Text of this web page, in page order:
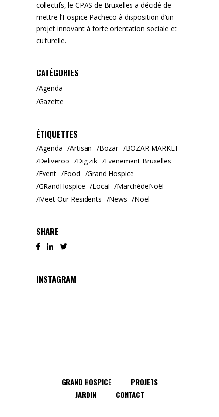
collectifs, le CPAS de Bruxelles a décidé de
mettre l’Hospice Pacheco à disposition d’un
projet innovant à forte orientation sociale et
culturelle.
CATÉGORIES
Agenda
Gazette
ÉTIQUETTES
Agenda Artisan Bozar
BOZAR MARKET
Deliveroo
Digizik
Evenement Bruxelles
Event
Food
Grand Hospice
GRandHospice
Local
MarchédeNoël
Meet Our Residents
News Noël
SHARE
INSTAGRAM
GRAND HOSPICE
PROJETS
JARDIN
CONTACT